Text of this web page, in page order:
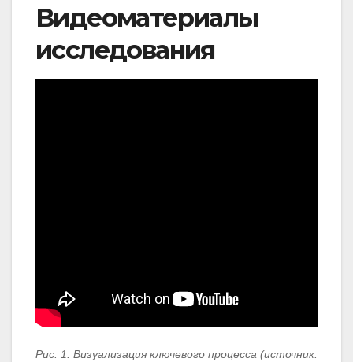
Видеоматериалы
исследования
Рис. 1. Визуализация ключевого процесса (источник: